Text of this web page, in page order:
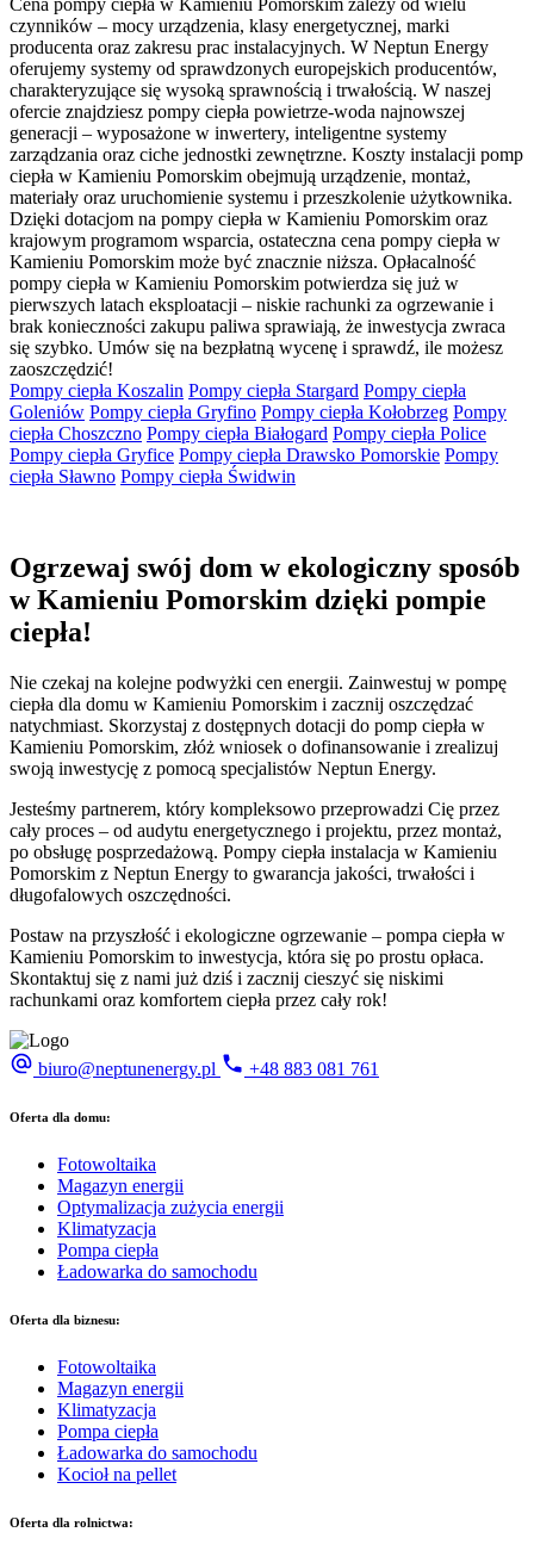
Cena pompy ciepła w Kamieniu Pomorskim zależy od wielu
czynników – mocy urządzenia, klasy energetycznej, marki
producenta oraz zakresu prac instalacyjnych. W Neptun Energy
oferujemy systemy od sprawdzonych europejskich producentów,
charakteryzujące się wysoką sprawnością i trwałością. W naszej
ofercie znajdziesz pompy ciepła powietrze-woda najnowszej
generacji – wyposażone w inwertery, inteligentne systemy
zarządzania oraz ciche jednostki zewnętrzne. Koszty instalacji pomp
ciepła w Kamieniu Pomorskim obejmują urządzenie, montaż,
materiały oraz uruchomienie systemu i przeszkolenie użytkownika.
Dzięki dotacjom na pompy ciepła w Kamieniu Pomorskim oraz
krajowym programom wsparcia, ostateczna cena pompy ciepła w
Kamieniu Pomorskim może być znacznie niższa. Opłacalność
pompy ciepła w Kamieniu Pomorskim potwierdza się już w
pierwszych latach eksploatacji – niskie rachunki za ogrzewanie i
brak konieczności zakupu paliwa sprawiają, że inwestycja zwraca
się szybko. Umów się na bezpłatną wycenę i sprawdź, ile możesz
zaoszczędzić!
Pompy ciepła Koszalin Pompy ciepła Stargard Pompy ciepła
Goleniów Pompy ciepła Gryfino Pompy ciepła Kołobrzeg Pompy
ciepła Choszczno Pompy ciepła Białogard Pompy ciepła Police
Pompy ciepła Gryfice Pompy ciepła Drawsko Pomorskie Pompy
ciepła Sławno Pompy ciepła Świdwin
Ogrzewaj swój dom w ekologiczny sposób
w Kamieniu Pomorskim dzięki pompie
ciepła!
Nie czekaj na kolejne podwyżki cen energii. Zainwestuj w pompę
ciepła dla domu w Kamieniu Pomorskim i zacznij oszczędzać
natychmiast. Skorzystaj z dostępnych dotacji do pomp ciepła w
Kamieniu Pomorskim, złóż wniosek o dofinansowanie i zrealizuj
swoją inwestycję z pomocą specjalistów Neptun Energy.
Jesteśmy partnerem, który kompleksowo przeprowadzi Cię przez
cały proces – od audytu energetycznego i projektu, przez montaż,
po obsługę posprzedażową. Pompy ciepła instalacja w Kamieniu
Pomorskim z Neptun Energy to gwarancja jakości, trwałości i
długofalowych oszczędności.
Postaw na przyszłość i ekologiczne ogrzewanie – pompa ciepła w
Kamieniu Pomorskim to inwestycja, która się po prostu opłaca.
Skontaktuj się z nami już dziś i zacznij cieszyć się niskimi
rachunkami oraz komfortem ciepła przez cały rok!
biuro@neptunenergy.pl +48 883 081 761
Oferta dla domu:
Fotowoltaika
Magazyn energii
Optymalizacja zużycia energii
Klimatyzacja
Pompa ciepła
Ładowarka do samochodu
Oferta dla biznesu:
Fotowoltaika
Magazyn energii
Klimatyzacja
Pompa ciepła
Ładowarka do samochodu
Kocioł na pellet
Oferta dla rolnictwa: